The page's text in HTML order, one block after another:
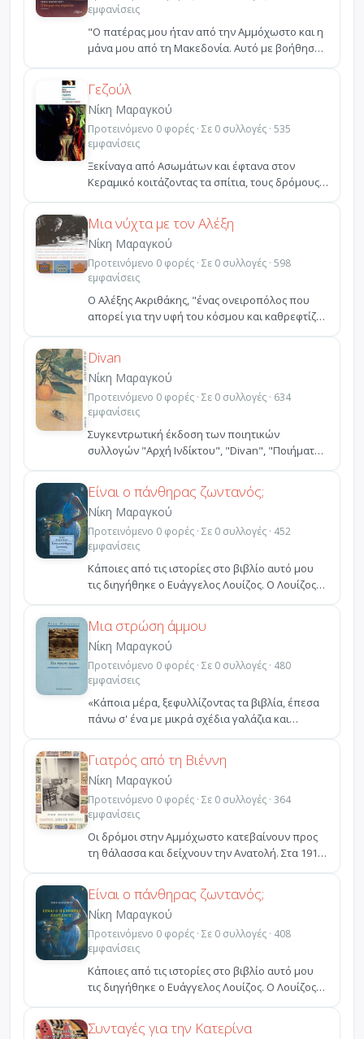
εμφανίσεις
"Ο πατέρας μου ήταν από την Αμμόχωστο και η
μάνα μου από τη Μακεδονία. Αυτό με βοήθησε
να διατηρήσω ...
Γεζούλ
Νίκη Μαραγκού
Προτεινόμενο 0 φορές · Σε 0 συλλογές · 535
εμφανίσεις
Ξεκίναγα από Ασωμάτων και έφτανα στον
Κεραμικό κοιτάζοντας τα σπίτια, τους δρόμους,
τους Αέρηδες από...
Μια νύχτα με τον Αλέξη
Νίκη Μαραγκού
Προτεινόμενο 0 φορές · Σε 0 συλλογές · 598
εμφανίσεις
Ο Αλέξης Ακριθάκης, "ένας ονειροπόλος που
απορεί για την υφή του κόσμου και καθρεφτίζει
την απορία τ...
Divan
Νίκη Μαραγκού
Προτεινόμενο 0 φορές · Σε 0 συλλογές · 634
εμφανίσεις
Συγκεντρωτική έκδοση των ποιητικών
συλλογών "Αρχή Ινδίκτου", "Divan", "Ποιήματα
μιας άλλης εποχής" κ...
Είναι ο πάνθηρας ζωντανός;
Νίκη Μαραγκού
Προτεινόμενο 0 φορές · Σε 0 συλλογές · 452
εμφανίσεις
Κάποιες από τις ιστορίες στο βιβλίο αυτό μου
τις διηγήθηκε ο Ευάγγελος Λουίζος. Ο Λουίζος
ήταν ένας ...
Μια στρώση άμμου
Νίκη Μαραγκού
Προτεινόμενο 0 φορές · Σε 0 συλλογές · 480
εμφανίσεις
«Κάποια μέρα, ξεφυλλίζοντας τα βιβλία, έπεσα
πάνω σ' ένα με μικρά σχέδια γαλάζια και
κεραμιδιά, φοίν...
Γιατρός από τη Βιέννη
Νίκη Μαραγκού
Προτεινόμενο 0 φορές · Σε 0 συλλογές · 364
εμφανίσεις
Οι δρόμοι στην Αμμόχωστο κατεβαίνουν προς
τη θάλασσα και δείχνουν την Ανατολή. Στα 1918
-αρχή της ισ...
Είναι ο πάνθηρας ζωντανός;
Νίκη Μαραγκού
Προτεινόμενο 0 φορές · Σε 0 συλλογές · 408
εμφανίσεις
Kάποιες από τις ιστορίες στο βιβλίο αυτό μου
τις διηγήθηκε ο Eυάγγελος Λουίζος. O Λουίζος
ήταν ένας ...
Συνταγές για την Κατερίνα